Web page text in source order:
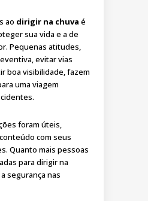
ao dirigir na chuva é
sua vida e a de
Pequenas atitudes,
evitar vias
boa visibilidade, fazem
uma viagem
foram úteis,
com seus
Quanto mais pessoas
para dirigir na
segurança nas